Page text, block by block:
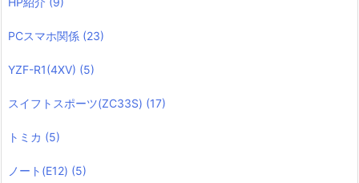
PCスマホ関係 (23)
YZF-R1(4XV) (5)
スイフトスポーツ(ZC33S) (17)
トミカ (5)
ノート(E12) (5)